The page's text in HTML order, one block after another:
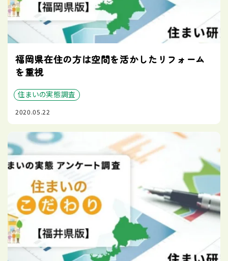
福岡県在住の方は空間を活かしたリフォーム
を重視
住まいの実態調査
2020.05.22